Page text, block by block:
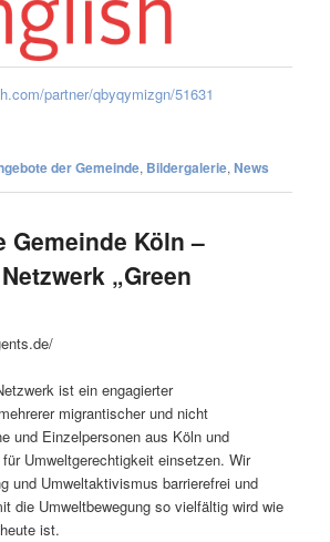
partner/qbyqymizgn/51631
der Gemeinde, Bildergalerie,News
Gemeinde Köln –
„Green
2025
ist ein engagierter
migrantischer und nicht
und Einzelpersonen aus Köln und
Umweltgerechtigkeit einsetzen. Wir
und Umweltaktivismus barrierefrei und
die Umweltbewegung so vielfältig wird wie
ist.